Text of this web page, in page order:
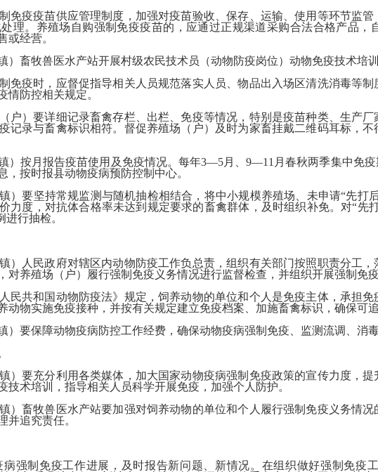
免疫疫苗供应管理制度，加强对疫苗验收、保存、运输、使用等环节监
理。养殖场自购强制免疫疫苗的，应通过正规渠道采购合法合格产品
或经营。
）畜牧兽医水产站开展村级农民技术员（动物防疫岗位）动物免疫技术培
免疫时，应督促指导相关人员规范落实人员、物品出入场区清洗消毒等
情防控相关规定。
户）要详细记录畜禽存栏、出栏、免疫等情况，特别是疫苗种类、生产
记录与畜禽标识相符。督促养殖场（户）及时为家畜挂戴二维码耳标，
）按月报告疫苗使用及免疫情况。每年3—5月、9—11月春秋两季集中免
按时报县动物疫病预防控制中心。
）要坚持常规监测与随机抽检相结合，将中小规模养殖场、未申请“先打
力度，对抗体合格率未达到规定要求的畜禽群体，及时组织补免。对“先
行抽检。
）人民政府对辖区内动物防疫工作负总责，组织有关部门按照职责分工
对养殖场（户）履行强制免疫义务情况进行监督检查，并组织开展强制免
人民共和国动物防疫法》规定，饲养动物的单位和个人是免疫主体，承担
动物实施免疫接种，并按有关规定建立免疫档案、加施畜禽标识，确保可
）要保障动物疫病防控工作经费，确保动物疫病强制免疫、监测流调、消
）要充分利用各类媒体，加大国家动物疫病强制免疫政策的宣传力度，
术培训，指导相关人员科学开展免疫，加强个人防护。
）畜牧兽医水产站要加强对饲养动物的单位和个人履行强制免疫义务情
并追究责任。
制免疫工作进展，及时报告新问题、新情况。在组织做好强制免疫